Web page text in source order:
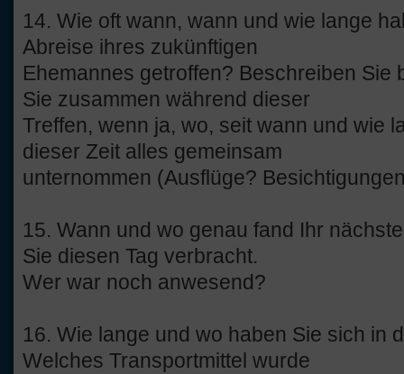
14. Wie oft wann, wann und wie lange
Abreise ihres zukünftigen
Ehemannes getroffen? Beschreiben Sie
Sie zusammen während dieser
Treffen, wenn ja, wo, seit wann und wie
dieser Zeit alles gemeinsam
unternommen (Ausflüge?
15. Wann und wo genau fand Ihr
Sie diesen Tag verbracht.
Wer war noch anwesend?
16. Wie lange und wo haben Sie sich in
Welches Transportmittel wurde